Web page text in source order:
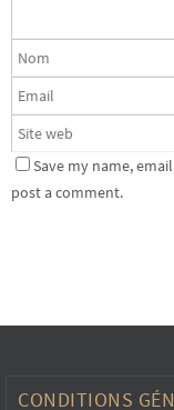
Save my name,
post a comment.
CONDITIONS